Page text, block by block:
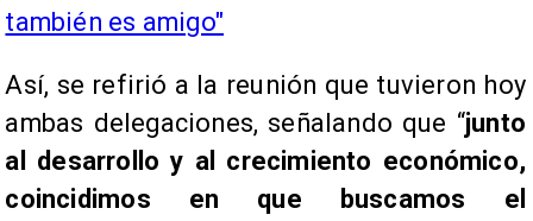
también es amigo"
Así, se refirió a la reunión que tuvieron hoy
ambas delegaciones, señalando que “junto
al desarrollo y al crecimiento económico,
coincidimos en que buscamos el